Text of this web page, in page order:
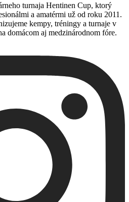
turnaja Hentinen Cup, ktorý
a amatérmi už od roku 2011.
kempy, tréningy a turnaje v
domácom aj medzinárodnom fóre.